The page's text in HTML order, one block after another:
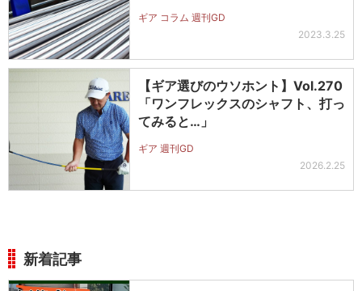
ギア コラム 週刊GD
2023.3.25
【ギア選びのウソホント】Vol.270
「ワンフレックスのシャフト、打っ
てみると…」
ギア 週刊GD
2026.2.25
新着記事